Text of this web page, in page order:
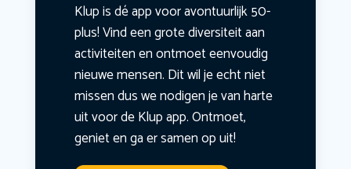
Klup is dé app voor avontuurlijk 50-
plus! Vind een grote diversiteit aan
activiteiten en ontmoet eenvoudig
nieuwe mensen. Dit wil je echt niet
missen dus we nodigen je van harte
uit voor de Klup app. Ontmoet,
geniet en ga er samen op uit!